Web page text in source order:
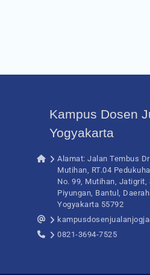
Kampus Dosen
Yogyakarta
Alamat: Jalan Tembus
Mutihan, RT.04
No. 99, Mutihan, Jatigrit,
Piyungan, Bantul,
Yogyakarta 55792
0821-3694-7525